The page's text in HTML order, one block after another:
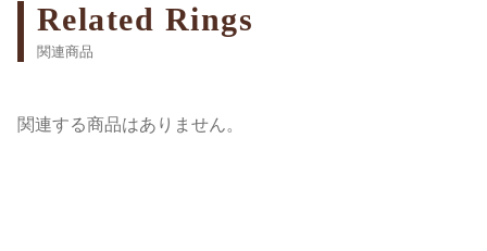
Related Rings
関連商品
関連する商品はありません。